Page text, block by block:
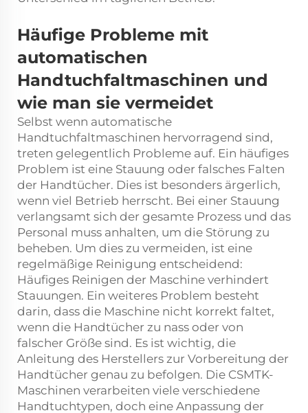
Häufige Probleme mit
automatischen
Handtuchfaltmaschinen und
wie man sie vermeidet
Selbst wenn automatische
Handtuchfaltmaschinen hervorragend sind,
treten gelegentlich Probleme auf. Ein häufiges
Problem ist eine Stauung oder falsches Falten
der Handtücher. Dies ist besonders ärgerlich,
wenn viel Betrieb herrscht. Bei einer Stauung
verlangsamt sich der gesamte Prozess und das
Personal muss anhalten, um die Störung zu
beheben. Um dies zu vermeiden, ist eine
regelmäßige Reinigung entscheidend:
Häufiges Reinigen der Maschine verhindert
Stauungen. Ein weiteres Problem besteht
darin, dass die Maschine nicht korrekt faltet,
wenn die Handtücher zu nass oder von
falscher Größe sind. Es ist wichtig, die
Anleitung des Herstellers zur Vorbereitung der
Handtücher genau zu befolgen. Die CSMTK-
Maschinen verarbeiten viele verschiedene
Handtuchtypen, doch eine Anpassung der